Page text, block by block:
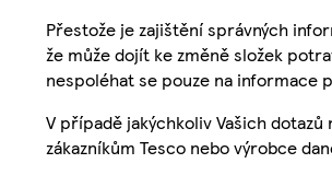
Přestože je zajištění správných
že může dojít ke změně složek
nespoléhat se pouze na informace
V případě jakýchkoliv Vašich
zákazníkům Tesco nebo výrobce